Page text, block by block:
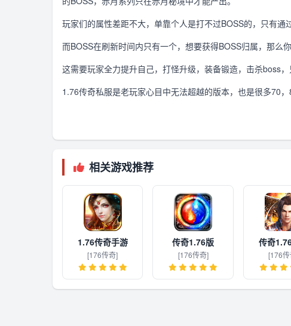
玩家们的属性差距不大，单靠个人是打不过BOSS的，只有通
而BOSS在刷新时间内只有一个，想要获得BOSS归属，那么
这需要玩家全力提升自己，打怪升级，装备锻造，击杀boss
1.76传奇私服是老玩家心目中无法超越的版本，也是很多70，
相关游戏推荐
1.76传奇手游
[176传奇]
传奇1.76版
[176传奇]
传奇
[176